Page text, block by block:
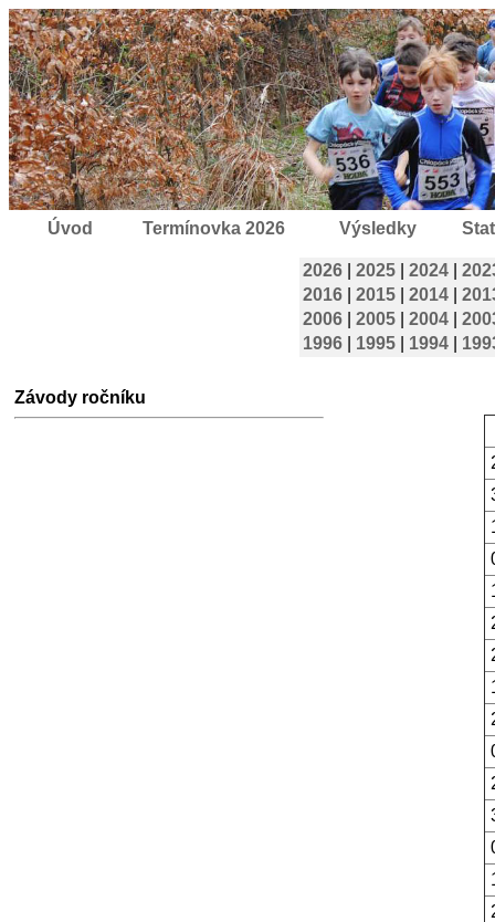
Úvod Termínovka 2026 Výsledky
2026 2025 2024
2016
2015 2014
2006
2005 2004
1996
1995 1994
Závody ročníku